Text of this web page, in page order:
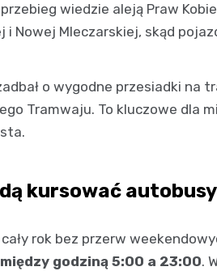
wiedzie aleją Praw
i Nowej Mleczarskiej, skąd
o wygodne przesiadki na
Tramwaju. To kluczowe dla
kursować autobusy
cały rok bez przerw
godziną 5:00 a 23:00.